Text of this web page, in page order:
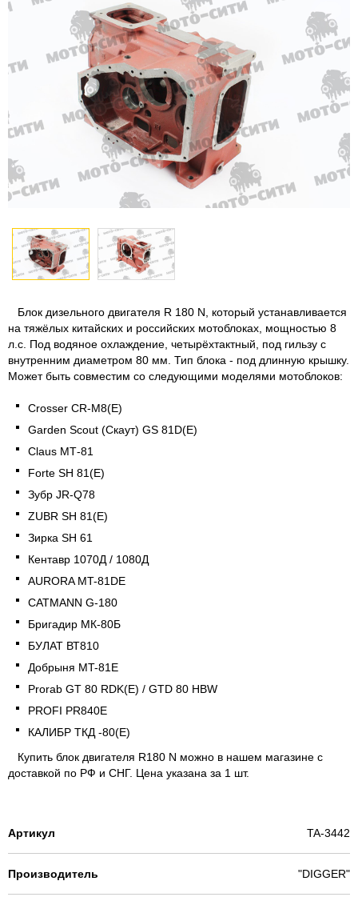
Блок дизельного двигателя R 180 N, который устанавливается
на тяжёлых китайских и российских мотоблоках, мощностью 8
л.с. Под водяное охлаждение, четырёхтактный, под гильзу с
внутренним диаметром 80 мм. Тип блока - под длинную крышку.
Может быть совместим со следующими моделями мотоблоков:
Crosser CR-M8(E)
Garden Scout (Скаут) GS 81D(E)
Claus МТ-81
Forte SH 81(E)
Зубр JR-Q78
ZUBR SH 81(E)
Зирка SH 61
Кентавр 1070Д / 1080Д
AURORA MT-81DE
CATMANN G-180
Бригадир МК-80Б
БУЛАТ ВТ810
Добрыня MT-81E
Prorab GT 80 RDK(E) / GTD 80 HBW
PROFI PR840E
КАЛИБР ТКД -80(E)
Купить блок двигателя R180 N можно в нашем магазине с
доставкой по РФ и СНГ. Цена указана за 1 шт.
Артикул TA-3442
Производитель "DIGGER"